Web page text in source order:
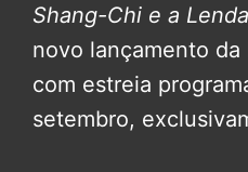
Shang-Chi e a
novo lançamento
com estreia
setembro,